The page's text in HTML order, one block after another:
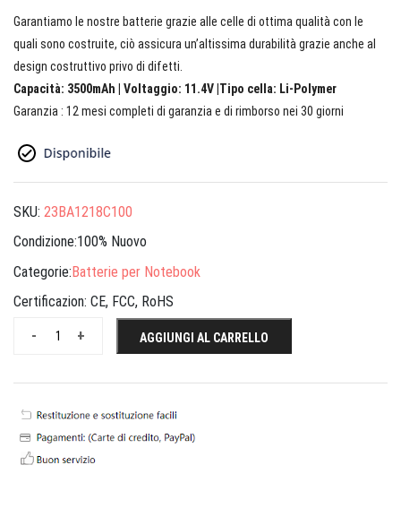
Garantiamo le nostre batterie grazie alle celle di ottima qualità con le
quali sono costruite, ciò assicura un’altissima durabilità grazie anche al
design costruttivo privo di difetti.
Capacità: 3500mAh | Voltaggio: 11.4V |Tipo cella: Li-Polymer
Garanzia : 12 mesi completi di garanzia e di rimborso nei 30 giorni
SKU: 23BA1218C100
Condizione:100% Nuovo
Categorie:Batterie per Notebook
Certificazion: CE, FCC, RoHS
+
- AGGIUNGI AL CARRELLO